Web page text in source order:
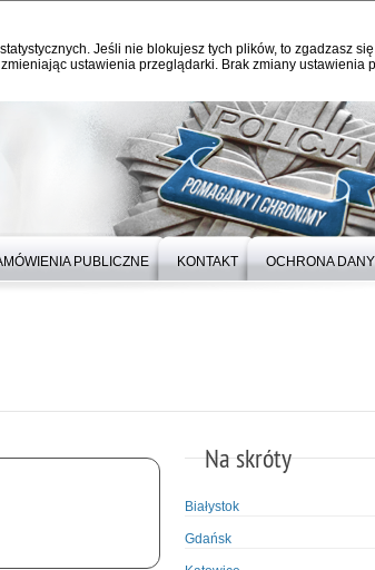
Jeśli nie blokujesz tych plików, to zgadzasz
ustawienia przeglądarki. Brak zmiany ustawienia
PUBLICZNE KONTAKT OCHRONA
Na skróty
Białystok
Gdańsk